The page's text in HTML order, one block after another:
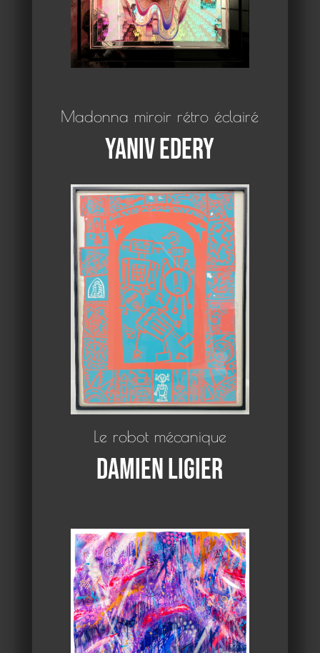
Madonna miroir rétro éclairé
Yaniv Edery
Le robot mécanique
Damien Ligier